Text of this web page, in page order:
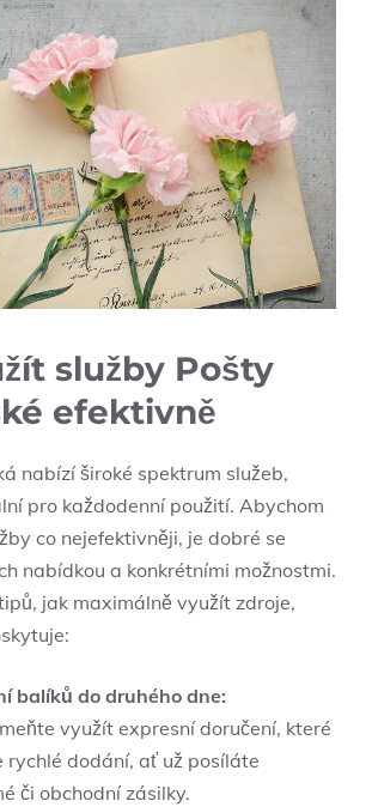
služby Pošty
efektivně
nabízí široké spektrum služeb,
pro každodenní použití. Abychom
co nejefektivněji, je dobré se
nabídkou a konkrétními možnostmi.
jak maximálně využít zdroje,
balíků do druhého dne:
využít expresní doručení, které
rychlé dodání, ať už posíláte
či obchodní zásilky.